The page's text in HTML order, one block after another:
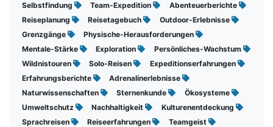
Selbstfindung
Team-Expedition
Abenteuerberichte
Reiseplanung
Reisetagebuch
Outdoor-Erlebnisse
Grenzgänge
Physische-Herausforderungen
Mentale-Stärke
Exploration
Persönliches-Wachstum
Wildnistouren
Solo-Reisen
Expeditionserfahrungen
Erfahrungsberichte
Adrenalinerlebnisse
Naturwissenschaften
Sternenkunde
Ökosysteme
Umweltschutz
Nachhaltigkeit
Kulturenentdeckung
Sprachreisen
Reiseerfahrungen
Teamgeist